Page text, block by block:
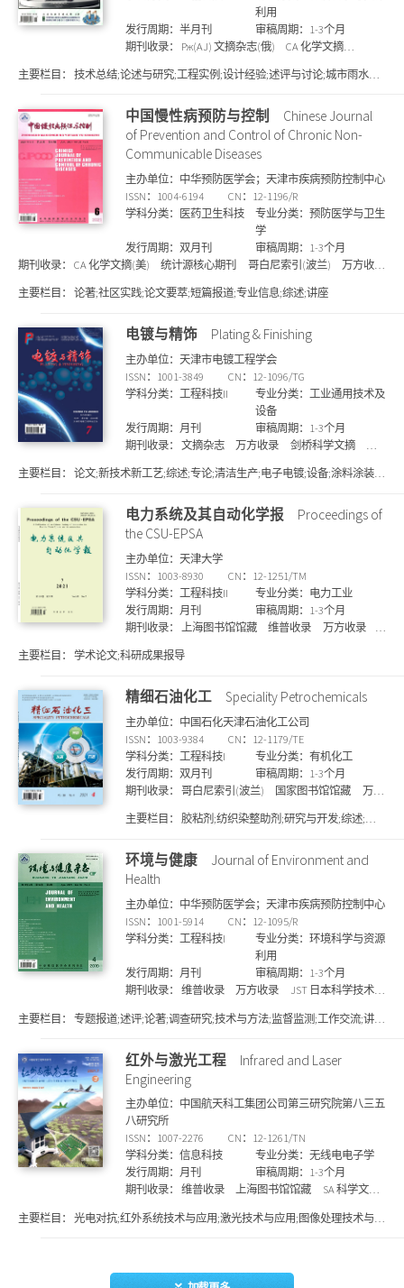
利用
发行周期：半月刊
审稿周期：1-3个月
期刊收录： Pж(AJ) 文摘杂志(俄)
CA 化学文摘
录
剑桥科学文摘 文摘与引文数据库
上海图书馆
文数据库来源期刊
统计源核心期刊 知网收录
北
大核心期刊
SCD期刊目录
主要栏目： 技术总结;论述与研究;工程实例;设计经验;述评与讨论;城市雨水管
等
中国慢性病预防与控制
Chinese Journal
of Prevention and Control of Chronic Non-
Communicable Diseases
主办单位：中华预防医学会；天津市疾病预防控制中心
ISSN：1004-6194
CN：12-1196/R
学科分类：医药卫生科技
专业分类：预防医学与卫生
学
发行周期：双月刊
审稿周期：1-3个月
期刊收录： CA 化学文摘(美) 统计源核心期刊 哥白尼索引(波兰)
万方收
藏
SCD期刊目录
主要栏目： 论著;社区实践;论文要萃;短篇报道;专业信息;综述;讲座
电镀与精饰 Plating & Finishing
主办单位：天津市电镀工程学会
ISSN：1001-3849
CN：12-1096/TG
学科分类：工程科技II
专业分类：工业通用技术及
设备
发行周期：月刊
审稿周期：1-3个月
期刊收录： 文摘杂志 万方收录 剑桥科学文摘
(俄)
CA 化学文摘(美) 维普收录 知网收录
北大核
主要栏目： 论文;新技术新工艺;综述;专论;清洁生产;电子电镀;设备;涂料涂装;
电力系统及其自动化学报
Proceedings of
the CSU-EPSA
主办单位：天津大学
ISSN：1003-8930
CN：12-1251/TM
学科分类：工程科技II
专业分类：电力工业
发行周期：月刊
审稿周期：1-3个月
期刊收录：
上海图书馆馆藏 维普收录
万方收录
藏
哥白尼索引(波兰)
刊
剑桥科学文摘 Pж(AJ) 文摘杂志(俄)
SA 科学文摘
主要栏目： 学术论文;科研成果报导
精细石油化工 Speciality Petrochemicals
主办单位：中国石化天津石油化工公司
ISSN：1003-9384
CN：12-1179/TE
学科分类：工程科技I
专业分类：有机化工
发行周期：双月刊
审稿周期：1-3个月
期刊收录： 哥白尼索引(波兰) 国家图书馆馆藏
万方
CSCD 中国科学引文数据库来源期刊
知网收录
上海
统计源核心期刊
主要栏目： 胶粘剂;纺织染整助剂;研究与开发;综述;催
环境与健康
Journal of Environment and
Health
主办单位：中华预防医学会；天津市疾病预防控制中心
ISSN：1001-5914
CN：12-1095/R
学科分类：工程科技I
专业分类：环境科学与资源
利用
发行周期：月刊
审稿周期：1-3个月
期刊收录： 维普收录 万方收录
JST 日本科学技术振
哥白尼索引(波兰)
剑桥科学文摘 知网收录
Pж(AJ)
化学文摘(美)
主要栏目： 专题报道;述评;论著;调查研究;技术与方法;监督监测;工作交流;讲
红外与激光工程
Infrared and Laser
Engineering
主办单位：中国航天科工集团公司第三研究院第八三五
八研究所
ISSN：1007-2276
CN：12-1261/TN
学科分类：信息科技
专业分类：无线电电子学
发行周期：月刊
审稿周期：1-3个月
期刊收录： 维普收录 上海图书馆馆藏
SA 科学文摘
摘与引文数据库
万方收录 EI 工程索引(美)
北大核
兴机构数据库(日)
主要栏目： 光电对抗;红外系统技术与应用;激光技术与应用;图像处理技术与应